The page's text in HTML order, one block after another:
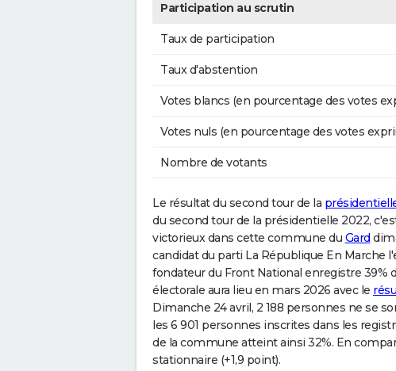
Participation au scrutin
Taux de participation
Taux d'abstention
Votes blancs (en pourcentage des votes
Votes nuls (en pourcentage des votes
Nombre de votants
Le résultat du second tour de la
du second tour de la présidentielle 2022,
victorieux dans cette commune du Gard
candidat du parti La République En Marche
fondateur du Front National enregistre 39%
électorale aura lieu en mars 2026 avec le
Dimanche 24 avril, 2 188 personnes ne se
les 6 901 personnes inscrites dans les
de la commune atteint ainsi 32%. En
stationnaire (+1,9 point).